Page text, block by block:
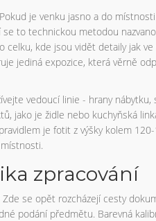
je venku jasno a do
to technickou metodou
kde jsou vidět detaily jak
jediná expozice, která věrně
vedoucí linie - hrany
jako je židle nebo kuchyňská
je fotit z výšky kolem
zpracování
se opět rozcházejí cesty
podání předmětu. Barevná